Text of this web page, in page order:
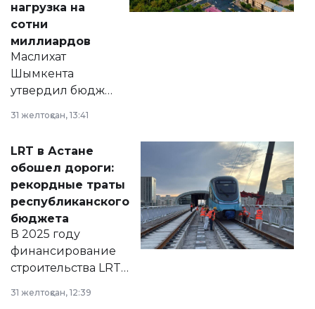
нагрузка на
сотни
миллиардов
Маслихат
Шымкента
утвердил бюджет
2028 годы.
документ
появился в базе
нормативных
правовых актов и
на сайте маслихат
города.
31 желтоқсан, 13:41
LRT в Астане
обошел дороги:
рекордные траты
республиканского
бюджета
В 2025 году
финансирование
строительства LRT
республиканского
31 желтоқсан, 12:39